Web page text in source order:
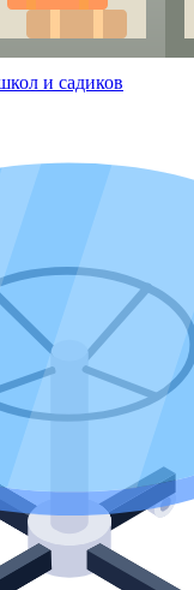
и садиков